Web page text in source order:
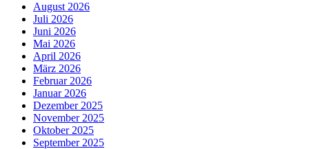
August 2026
Juli 2026
Juni 2026
Mai 2026
April 2026
März 2026
Februar 2026
Januar 2026
Dezember 2025
November 2025
Oktober 2025
September 2025